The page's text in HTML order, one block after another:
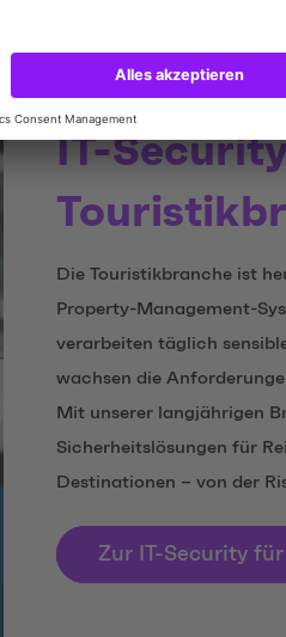
IT-
Die Touristikbranche ist
Property-Management-
verarbeiten täglich
wachsen die
Mit unserer langjährigen
Sicherheitslösungen für
Destinationen – von der
Zur IT-Security